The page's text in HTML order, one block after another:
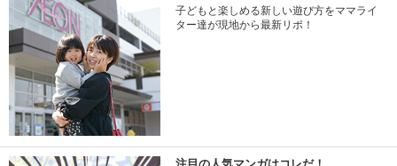
子どもと楽しめる新しい遊び方をママライ
ター達が現地から最新リポ！